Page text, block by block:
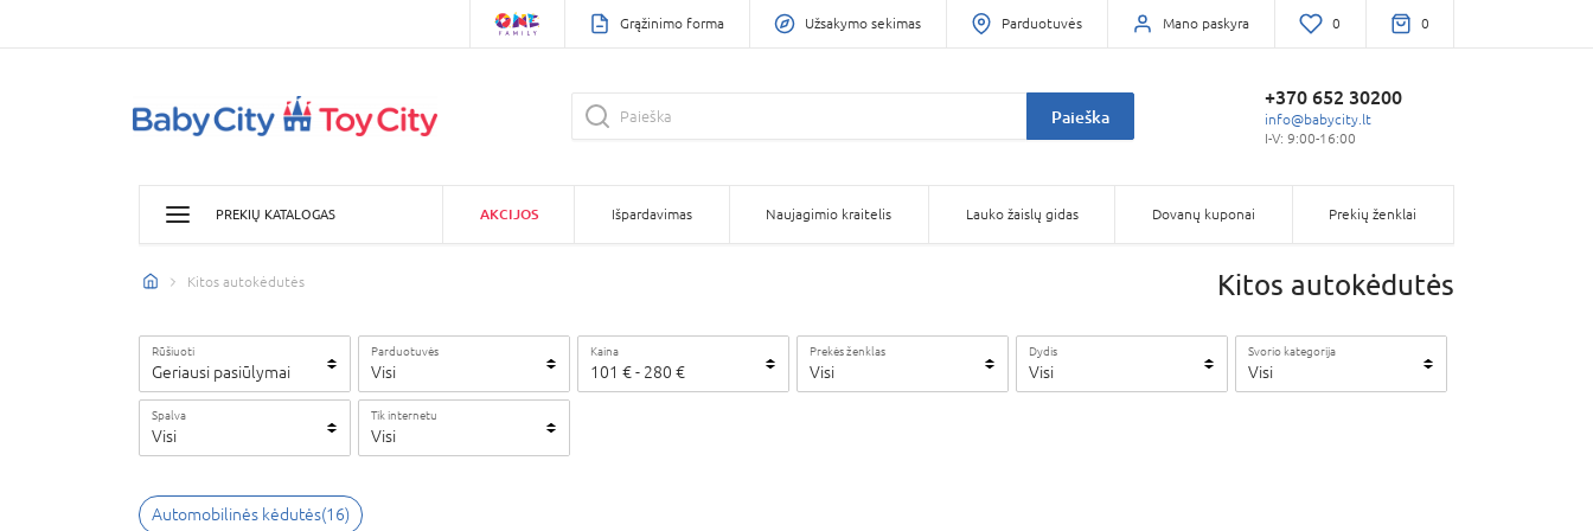
Grąžinimo forma Užsakymo sekimas Parduotuvės Mano paskyra 0 0
Paieška
+370 652 30200
info@babycity.lt
I-V: 9:00-16:00
PREKIŲ KATALOGAS AKCIJOS Išpardavimas Naujagimio kraitelis Lauko žaislų gidas Dovanų kuponai Prekių ženklai
Kitos autokėdutės Kitos autokėdutės
Rūšiuoti
Geriausi pasiūlymai
Parduotuvės
Visi
Kaina
101 €- 280 €
Prekės ženklas
Visi
Dydis
Visi
Svorio kategorija
Visi
Spalva
Visi
Tik internetu
Visi
Automobilinės kėdutės(16)